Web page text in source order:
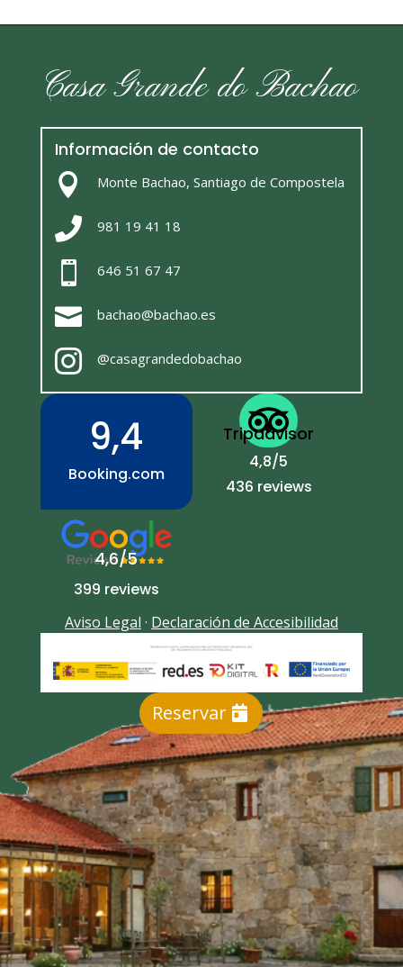
Casa Grande do Bachao
Información de contacto
 Monte Bachao, Santiago de Compostela
 981 19 41 18
 646 51 67 47
 bachao@bachao.es
 @casagrandedobachao
9,4
Booking.com

Tripadvisor
4,8/5
436 reviews
4,6/5
399 reviews
Aviso Legal · Declaración de Accesibilidad
Reservar